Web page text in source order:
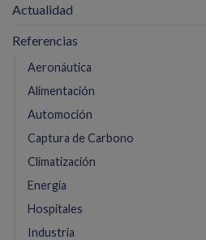
Actualidad
Referencias
Aeronáutica
Alimentación
Automoción
Captura de Carbono
Climatización
Energía
Hospitales
Industria